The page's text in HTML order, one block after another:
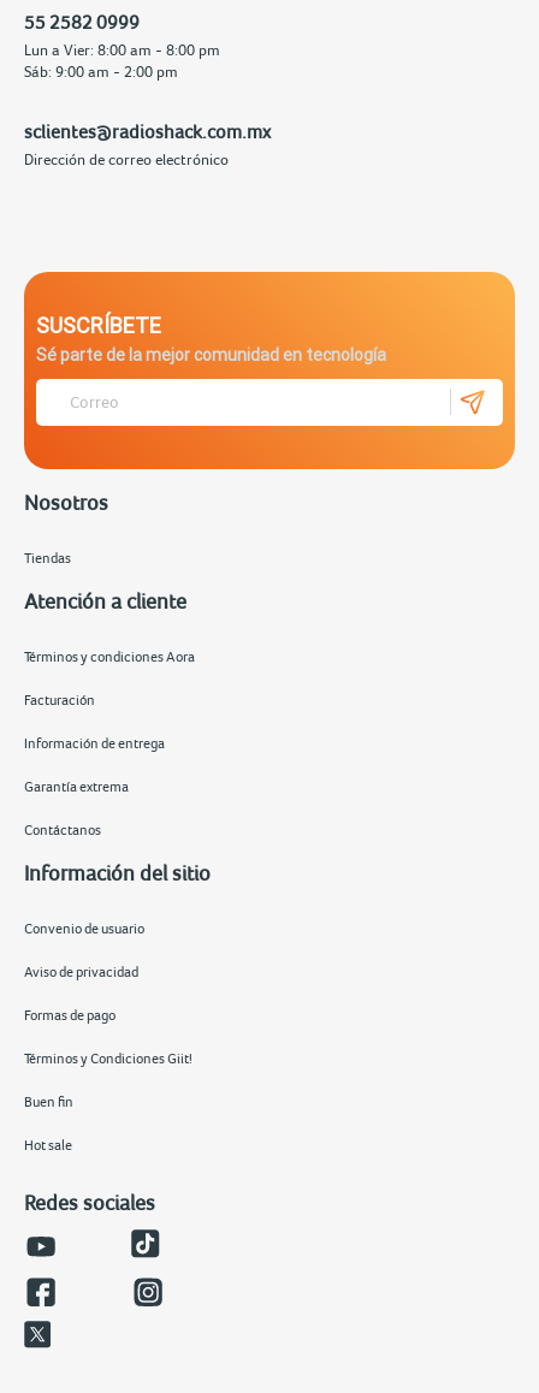
55 2582 0999
Lun a Vier: 8:00 am - 8:00 pm
Sáb: 9:00 am - 2:00 pm
sclientes@radioshack.com.mx
Dirección de correo electrónico
SUSCRÍBETE
Sé parte de la mejor comunidad en tecnología
Nosotros
Tiendas
Atención a cliente
Términos y condiciones Aora
Facturación
Información de entrega
Garantía extrema
Contáctanos
Información del sitio
Convenio de usuario
Aviso de privacidad
Formas de pago
Términos y Condiciones Giit!
Buen fin
Hot sale
Redes sociales